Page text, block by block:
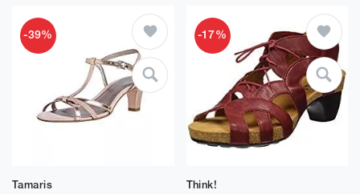
-39%
Tamaris
-17%
Think!